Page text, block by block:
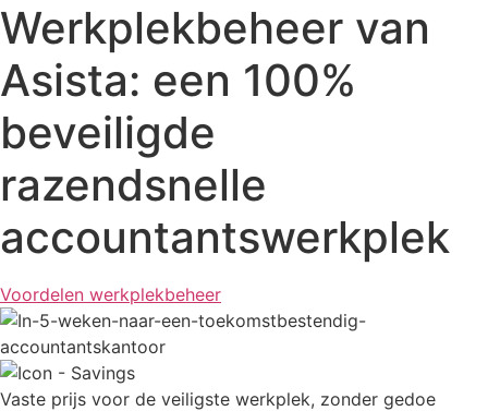
Werkplekbeheer van
Asista: een 100%
beveiligde
razendsnelle
accountantswerkplek
Voordelen werkplekbeheer
Vaste prijs voor de veiligste werkplek, zonder gedoe